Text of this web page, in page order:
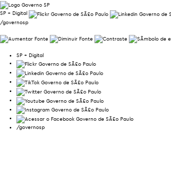
SP + Digital
/governosp
SP + Digital
/governosp